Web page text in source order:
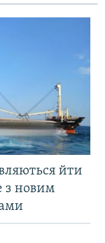
йти
з новим